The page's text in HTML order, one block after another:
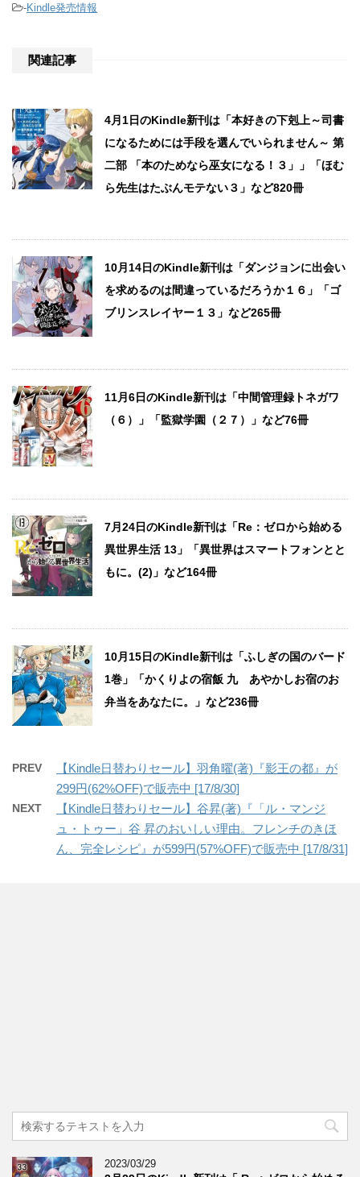
-Kindle発売情報
関連記事
4月1日のKindle新刊は「本好きの下剋上～司書
になるためには手段を選んでいられません～ 第
二部 「本のためなら巫女になる！３」」「ほむ
ら先生はたぶんモテない３」など820冊
10月14日のKindle新刊は「ダンジョンに出会い
を求めるのは間違っているだろうか１６」「ゴ
ブリンスレイヤー１３」など265冊
11月6日のKindle新刊は「中間管理録トネガワ
（６）」「監獄学園（２７）」など76冊
7月24日のKindle新刊は「Re：ゼロから始める
異世界生活 13」「異世界はスマートフォンとと
もに。(2)」など164冊
10月15日のKindle新刊は「ふしぎの国のバード
1巻」「かくりよの宿飯 九 あやかしお宿のお
弁当をあなたに。」など236冊
PREV
【Kindle日替わりセール】羽角曜(著)『影王の都』が
299円(62%OFF)で販売中 [17/8/30]
NEXT
【Kindle日替わりセール】谷昇(著)『「ル・マンジ
ュ・トゥー」谷 昇のおいしい理由。フレンチのきほ
ん、完全レシピ』が599円(57%OFF)で販売中 [17/8/31]
2023/03/29